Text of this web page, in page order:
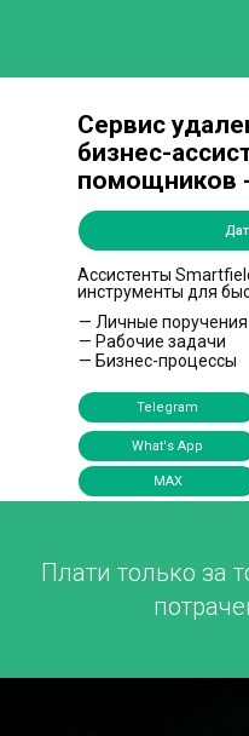
Сервис
бизнес-
помощников
Ассистенты
инструменты для
— Личные поручения
— Рабочие задачи
— Бизнес-процессы
Telegram
MAX
What's App
Плати только за